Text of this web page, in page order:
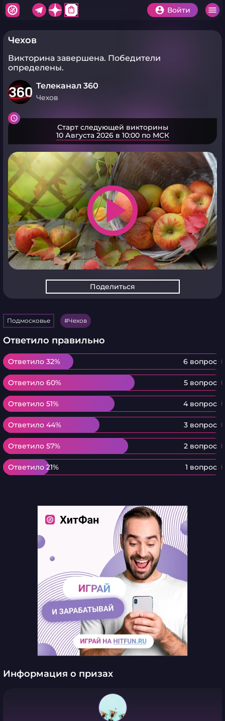
shopping_bag Войти
Чехов
Викторина завершена. Победители
определены.
Телеканал 360
Чехов
Старт следующей викторины
10 Августа 2026 в 10:00 по МСК
play_arrow
Поделиться
Подмосковье Чехов
Ответило правильно
Ответило 32% 6 вопрос
Ответило 32%
Ответило 60% 5 вопрос
Ответило 60%
Ответило 51% 4 вопрос
Ответило 51%
Ответило 44% 3 вопрос
Ответило 44%
Ответило 57% 2 вопрос
Ответило 57%
Ответило 21% 1 вопрос
Ответило 21%
Информация о призах